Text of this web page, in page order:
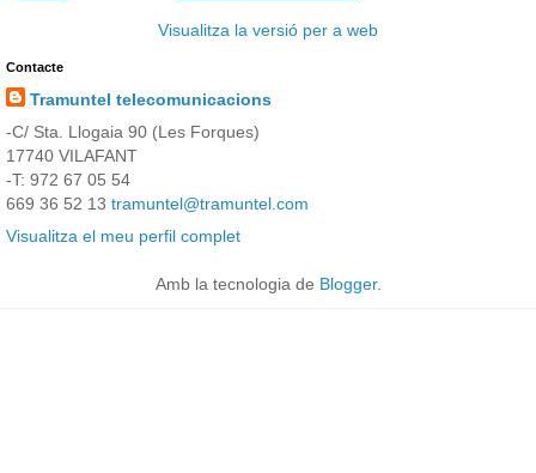
Visualitza la versió per a web
Contacte
Tramuntel telecomunicacions
-C/ Sta. Llogaia 90 (Les Forques)
17740 VILAFANT
-T: 972 67 05 54
669 36 52 13 tramuntel@tramuntel.com
Visualitza el meu perfil complet
Amb la tecnologia de Blogger.